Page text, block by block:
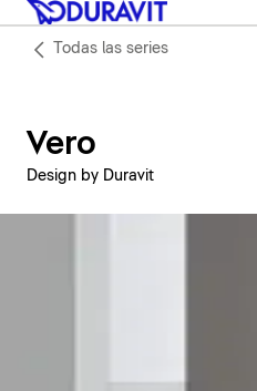
Todas las series
Vero
Design by Duravit